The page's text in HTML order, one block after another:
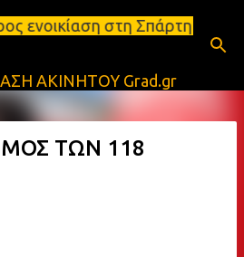
κύριο περιεχόμενο
Σπάρτη Ενοικιάσεις
ΑΚΙΝΗΤΟΥ Grad.gr
ΤΩΝ 118